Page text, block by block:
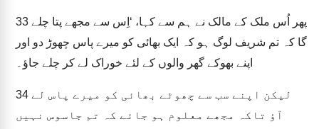
33
گا کہ تم شریف لوگ ہو کہ ایک بھائی کو میرے پاس چھوڑ دو اور
اپنے بھوکے گھر والوں کے لئے خوراک لے کر چلے جاؤ۔
34
آؤ تاکہ مجھے معلوم ہو جائے کہ تم جاسوس نہیں